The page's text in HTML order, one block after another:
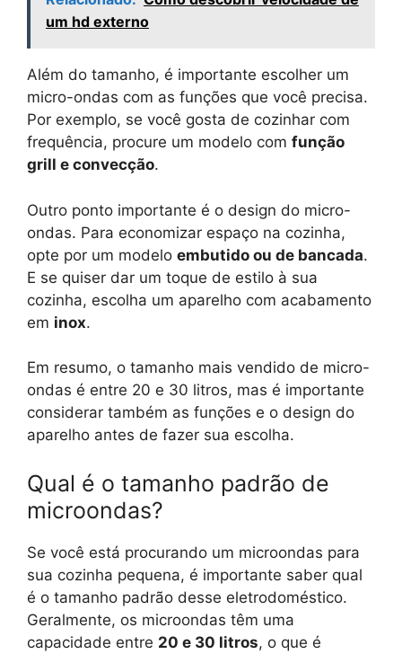
um hd externo
Além do tamanho, é importante escolher um
micro-ondas com as funções que você precisa.
Por exemplo, se você gosta de cozinhar com
frequência, procure um modelo com função
grill e convecção.
Outro ponto importante é o design do micro-
ondas. Para economizar espaço na cozinha,
opte por um modelo embutido ou de bancada.
E se quiser dar um toque de estilo à sua
cozinha, escolha um aparelho com acabamento
em inox.
Em resumo, o tamanho mais vendido de micro-
ondas é entre 20 e 30 litros, mas é importante
considerar também as funções e o design do
aparelho antes de fazer sua escolha.
Qual é o tamanho padrão de
microondas?
Se você está procurando um microondas para
sua cozinha pequena, é importante saber qual
é o tamanho padrão desse eletrodoméstico.
Geralmente, os microondas têm uma
capacidade entre 20 e 30 litros, o que é